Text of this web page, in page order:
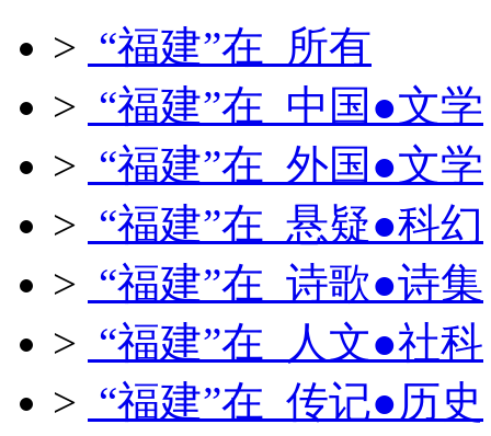
> “福建”在 所有
> “福建”在 中国●文学
> “福建”在 外国●文学
> “福建”在 悬疑●科幻
> “福建”在 诗歌●诗集
> “福建”在 人文●社科
> “福建”在 传记●历史